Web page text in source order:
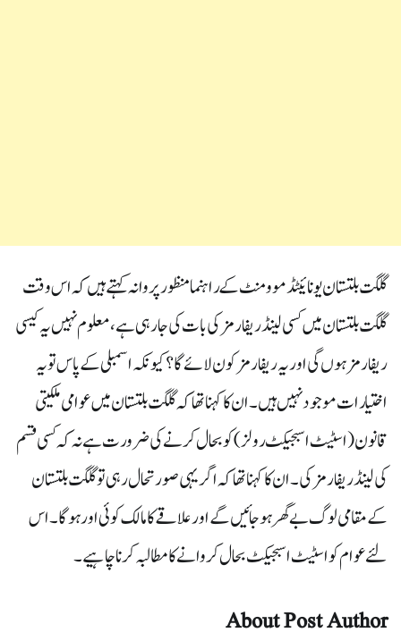
گلگت بلتستان یونائیٹڈ موومنٹ کے راہنما منظور پروانہ کہتے ہیں کہ اس وقت
گلگت بلتستان میں کسی لینڈ ریفارمز کی بات کی جا رہی ہے،معلوم نہیں یہ کیسی
ریفارمز ہوں گی اور یہ ریفارمز کون لائے گا؟ کیونکہ اسمبلی کے پاس تو یہ
اختیارات موجود نہیں ہیں۔ان کا کہنا تھا کہ گلگت بلتستان میں عوامی ملکیتی
قانون (اسٹیٹ اسبجیکٹ رولز) کو بحال کرنے کی ضرورت ہے نہ کہ کسی قسم
کی لینڈ ریفارمز کی۔ان کا کہنا تھا کہ اگر یہی صورتحال رہی تو گلگت بلتستان
کے مقامی لوگ بے گھر ہو جائیں گے اور علاقے کا مالک کوئی اور ہو گا۔ اس
لئے عوام کو اسٹیٹ اسبجیکٹ بحال کروانے کا مطالبہ کرناچاہیے۔
About Post Author